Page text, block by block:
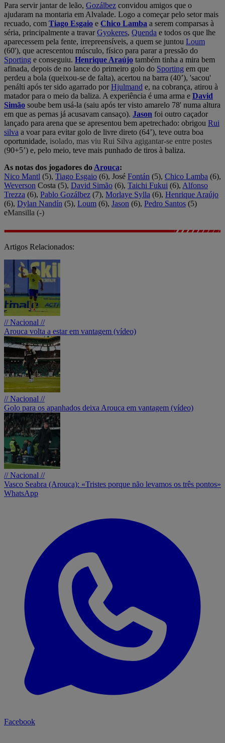
Para servir jantar de leão, Gozálbez convidou amigos que o
ajudaram na montaria em Alvalade. Logo a começar pelo setor mais
recuado, com Tiago Esgaio e Chico Lamba a serem comparsas à
séria, principalmente a travarGyokeres, Quenda e todos os que lhe
aparecessem pela fente, irrepreensíveis, a quem se juntou Loum
(60'), que acrescentou músculo, físico para parar a pressão do
Sporting e conseguiu. Henrique Araújo também tinha a mira bem
afinada, depois de no lance do primeiro golo do Sporting em que
perdeu a bola (queixou-se de falta), acertou na barra (40’), 'sacou'
penálti após ter sido agarrado porHjulmand e, na cobrança, atirou à
matador para o meio da baliza. A experiência é uma arma e David
Simão soube bem usá-la (saiu após ter visto amarelo 78' numa altura
em que as pernas já acusavam cansaço). Jason foi outro caçador
lançado para arena que se apresentou bem apetrechado: obrigou Rui
silva a voar para evitar golo de livre direto (64’), teve outra boa
oportunidade, isolado, mas viu Rui Silva agigantar-se entre postes
(90+5’) e, pelo meio, teve mais punhado de tiros à baliza.
As notas dos jogadores do Arouca:
Nico Mantl (5), Tiago Esgaio (6), José Fontán (5), Chico Lamba (6),
Weverson Costa (5), David Simão (6), Taichi Fukui (6), Alfonso
Trezza (6), Pablo Gozálbez (7), Morlaye Sylla (6), Henrique Araújo
(6), Dylan Nandín (5), Loum (6), Jason (6), Pedro Santos (5)
eMansilla (-)
Artigos Relacionados:
// Nacional //
Arouca volta a estar em vantagem (vídeo)
// Nacional //
Golo para os apanhados deixa Arouca em vantagem (vídeo)
// Nacional //
Vasco Seabra (Arouca): «Tristes porque não levamos os três pontos»
WhatsApp
Facebook